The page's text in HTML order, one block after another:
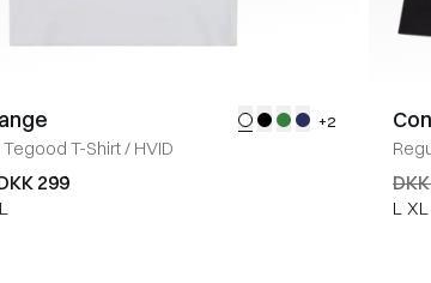
+2
Tegood T-Shirt/ HVID
299
L XL